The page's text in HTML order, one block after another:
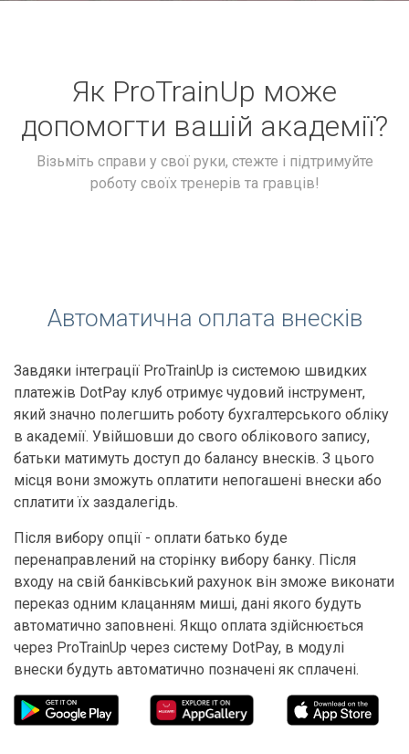
Як ProTrainUp може
допомогти вашій академії?
Візьміть справи у свої руки, стежте і підтримуйте
роботу своїх тренерів та гравців!
Автоматична оплата внесків
Завдяки інтеграції ProTrainUp із системою швидких
платежів DotPay клуб отримує чудовий інструмент,
який значно полегшить роботу бухгалтерського обліку
в академії. Увійшовши до свого облікового запису,
батьки матимуть доступ до балансу внесків. З цього
місця вони зможуть оплатити непогашені внески або
сплатити їх заздалегідь.
Після вибору опції - оплати батько буде
перенаправлений на сторінку вибору банку. Після
входу на свій банківський рахунок він зможе виконати
переказ одним клацанням миші, дані якого будуть
автоматично заповнені. Якщо оплата здійснюється
через ProTrainUp через систему DotPay, в модулі
внески будуть автоматично позначені як сплачені.